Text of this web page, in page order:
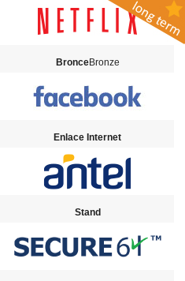
BronceBronze
Enlace Internet
Stand